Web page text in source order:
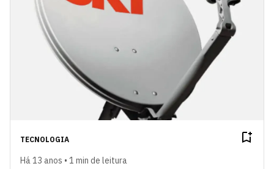
TECNOLOGIA
Há 13 anos • 1 min de leitura